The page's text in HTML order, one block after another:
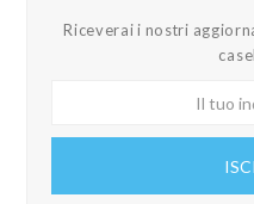
Riceverai i nostri